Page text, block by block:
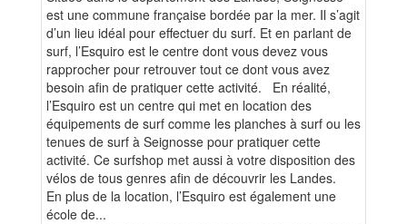
est une commune française bordée par la mer. Il s’agit
d’un lieu idéal pour effectuer du surf. Et en parlant de
surf, l’Esquiro est le centre dont vous devez vous
rapprocher pour retrouver tout ce dont vous avez
besoin afin de pratiquer cette activité. En réalité,
l’Esquiro est un centre qui met en location des
équipements de surf comme les planches à surf ou les
tenues de surf à Seignosse pour pratiquer cette
activité. Ce surfshop met aussi à votre disposition des
vélos de tous genres afin de découvrir les Landes.
En plus de la location, l’Esquiro est également une
école de...